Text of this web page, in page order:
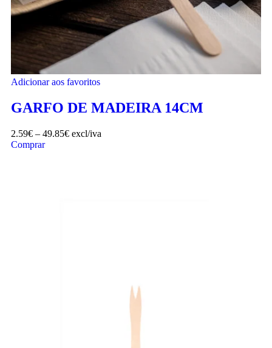
Adicionar aos favoritos
GARFO DE MADEIRA 14CM
2.59€ – 49.85€ excl/iva
Comprar